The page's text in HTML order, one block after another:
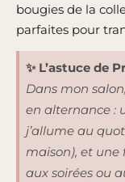
bougies de la
parfaites pour
✨ L’astuce de
Dans mon
en alternance :
j’allume au
maison), et une
aux soirées ou